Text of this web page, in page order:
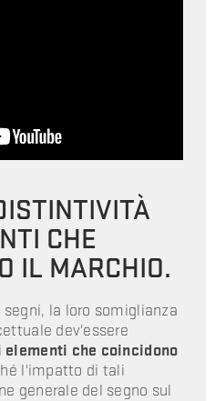
CHE
IL MARCHIO.
la loro somiglianza
dev'essere
elementi che coincidono
l'impatto di tali
generale del segno sul